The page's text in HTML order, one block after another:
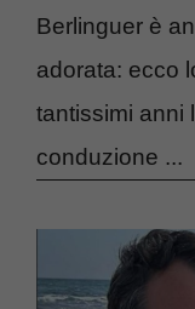
Berlinguer è
adorata: ecco
tantissimi anni
conduzione ...